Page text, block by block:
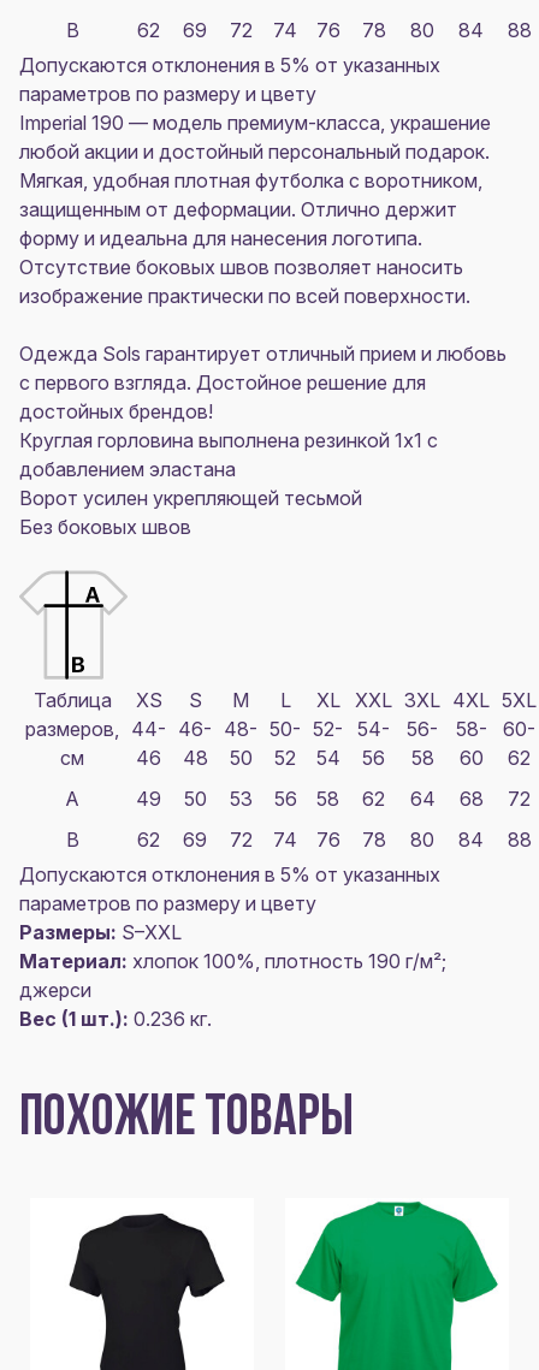
B
62 69 72 74 76 78 80 84
88
Допускаются отклонения в 5% от указанных
параметров по размеру и цвету
Imperial 190 — модель премиум-класса, украшение
любой акции и достойный персональный подарок.
Мягкая, удобная плотная футболка с воротником,
защищенным от деформации. Отлично держит
форму и идеальна для нанесения логотипа.
Отсутствие боковых швов позволяет наносить
изображение практически по всей поверхности.
Одежда Sols гарантирует отличный прием и любовь
с первого взгляда. Достойное решение для
достойных брендов!
Круглая горловина выполнена резинкой 1x1 с
добавлением эластана
Ворот усилен укрепляющей тесьмой
Без боковых швов
Таблица
размеров,
см
XS
44-
46
S
46-
48
M
48-
50
L
50-
52
XL
52-
54
XXL
54-
56
3XL
56-
58
4XL
58-
60
5XL
60-
62
A
49 50 53 56 58 62 64 68
72
B
62 69 72 74 76 78 80 84
88
Допускаются отклонения в 5% от указанных
параметров по размеру и цвету
Размеры: S–XXL
Материал: хлопок 100%, плотность 190 г/м²;
джерси
Вес (1 шт.): 0.236 кг.
ПОХОЖИЕ ТОВАРЫ